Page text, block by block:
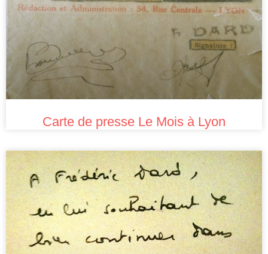
Carte de presse Le Mois à Lyon